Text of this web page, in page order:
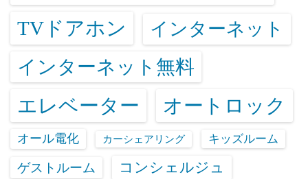
TVドアホン インターネット
インターネット無料
エレベーター オートロック
オール電化 カーシェアリング キッズルーム
ゲストルーム コンシェルジュ